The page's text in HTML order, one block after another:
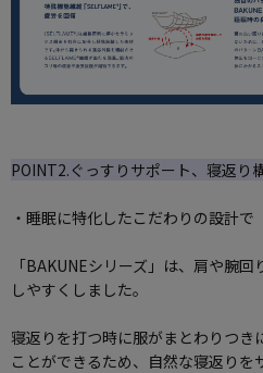
POINT2.ぐっすりサポート、寝返り
・睡眠に特化したこだわりの設計
「BAKUNEシリーズ」は、肩や腕
しやすくしました。
寝返りを打つ時に服がまとわりつき
ことができるため、自然な寝返りを